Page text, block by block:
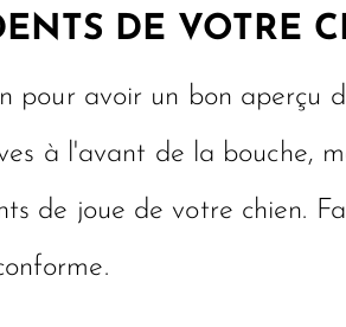
DE VOTRE
pour avoir un bon aperçu
à l'avant de la bouche,
de joue de votre chien.